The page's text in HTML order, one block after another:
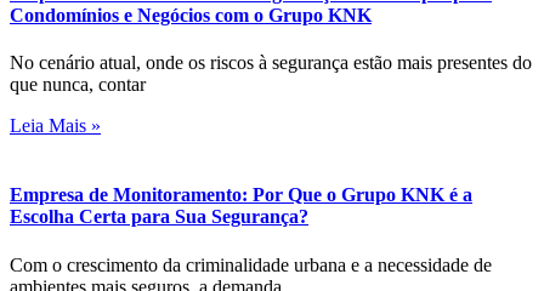
Condomínios e Negócios com o Grupo KNK
No cenário atual, onde os riscos à segurança estão mais presentes do
que nunca, contar
Leia Mais »
Empresa de Monitoramento: Por Que o Grupo KNK é a
Escolha Certa para Sua Segurança?
Com o crescimento da criminalidade urbana e a necessidade de
ambientes mais seguros, a demanda